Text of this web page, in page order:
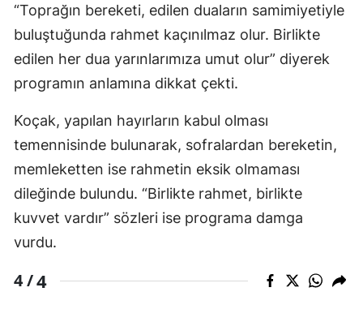
“Toprağın bereketi, edilen duaların samimiyetiyle
buluştuğunda rahmet kaçınılmaz olur. Birlikte
edilen her dua yarınlarımıza umut olur” diyerek
programın anlamına dikkat çekti.
Koçak, yapılan hayırların kabul olması
temennisinde bulunarak, sofralardan bereketin,
memleketten ise rahmetin eksik olmaması
dileğinde bulundu. “Birlikte rahmet, birlikte
kuvvet vardır” sözleri ise programa damga
vurdu.
4 /4